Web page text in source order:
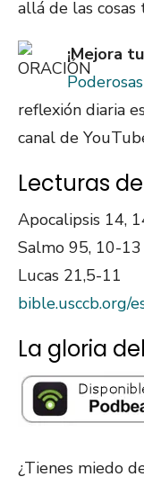
allá de las
¡Mejora
reflexión diaria
canal de
Lecturas
Apocalipsis 14,
Salmo 95, 10-13
Lucas 21,5-11
bible.usccb.org/
La gloria
¿Tienes miedo